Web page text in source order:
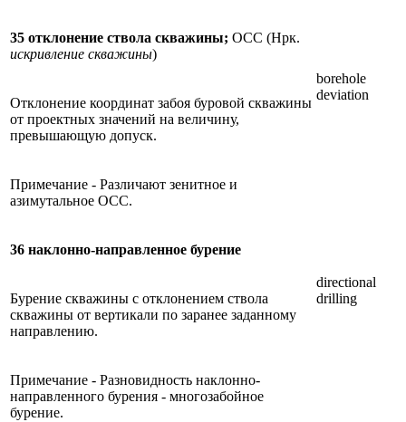
35 отклонение ствола скважины; ОСС (Нрк.
искривление скважины)
borehole
deviation
Отклонение координат забоя буровой скважины
от проектных значений на величину,
превышающую допуск.
Примечание - Различают зенитное и
азимутальное ОСС.
36 наклонно-направленное бурение
directional
drilling
Бурение скважины с отклонением ствола
скважины от вертикали по заранее заданному
направлению.
Примечание - Разновидность наклонно-
направленного бурения - многозабойное
бурение.